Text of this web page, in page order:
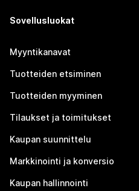
Sovellusluokat
Myyntikanavat
Tuotteiden etsiminen
Tuotteiden myyminen
Tilaukset ja toimitukset
Kaupan suunnittelu
Markkinointi ja konversio
Kaupan hallinnointi